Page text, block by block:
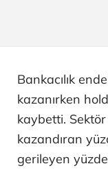
Bankacılık
kazanırken
kaybetti.
kazandıran
gerileyen